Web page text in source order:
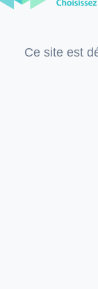
Ce site est